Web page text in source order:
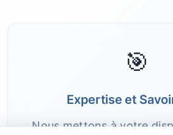
🎯
Expertise et
Nous mettons à votre